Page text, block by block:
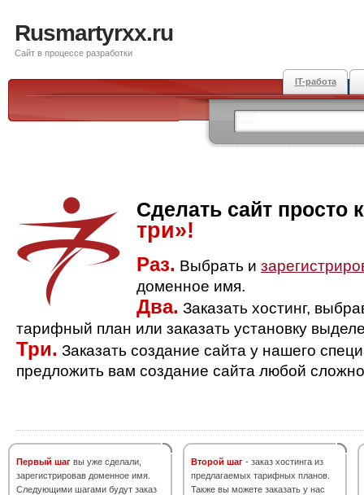
Rusmartyrxx.ru
Сайт в процессе разработки
IT-работа
Сделать сайт просто
три»!
Раз. Выбрать и
доменное имя.
Два. Заказать хостинг,
тарифный план или заказать установку
Три. Заказать создание сайта у нашего
предложить вам создание сайта любой
Первый шаг вы уже сделали,
зарегистрировав доменное имя.
Следующими шагами будут заказ
Второй шаг - заказ хостинга из
предлагаемых тарифных планов.
Также вы можете заказать у нас